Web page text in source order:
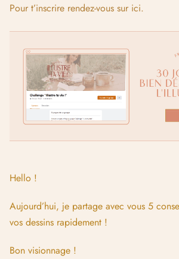
Pour t’inscrire rendez-vous sur ici.
Hello !
Aujourd’hui, je partage avec vous 5
vos dessins rapidement !
Bon visionnage !